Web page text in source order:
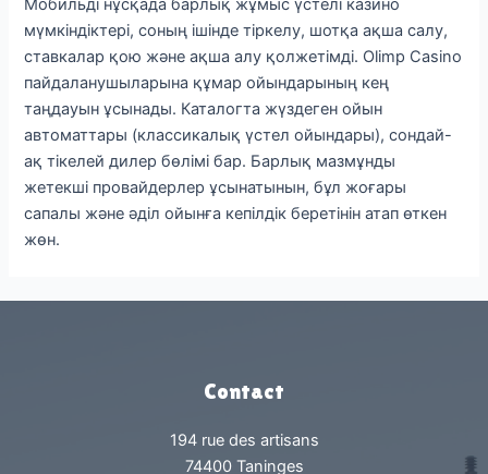
Мобильді нұсқада барлық жұмыс үстелі казино
мүмкіндіктері, соның ішінде тіркелу, шотқа ақша салу,
ставкалар қою және ақша алу қолжетімді. Olimp Casino
пайдаланушыларына құмар ойындарының кең
таңдауын ұсынады. Каталогта жүздеген ойын
автоматтары (классикалық үстел ойындары), сондай-
ақ тікелей дилер бөлімі бар. Барлық мазмұнды
жетекші провайдерлер ұсынатынын, бұл жоғары
сапалы және әділ ойынға кепілдік беретінін атап өткен
жөн.
Contact
194 rue des artisans
74400 Taninges